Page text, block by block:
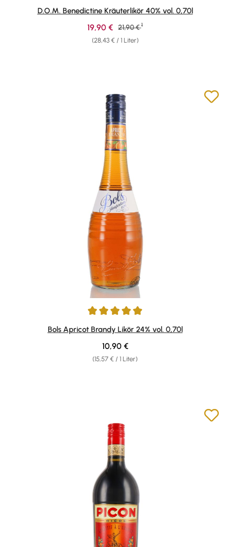
Durchschnittliche Bewertung von 4.95 von 5 Sternen
D.O.M. Benedictine Kräuterlikör 40% vol. 0,70l
(28,43 € / 1 Liter)
Verkaufspreis:
19,90 € Regulärer Preis:
21,90 € 1
Durchschnittliche Bewertung von 5 von 5 Sternen
Bols Apricot Brandy Likör 24% vol. 0,70l
(15,57 € / 1 Liter)
Regulärer Preis:
10,90 €